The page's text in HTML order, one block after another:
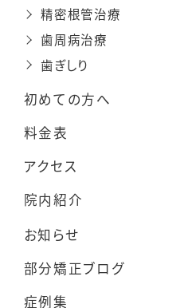
精密根管治療
歯周病治療
歯ぎしり
初めての方へ
料金表
アクセス
院内紹介
お知らせ
部分矯正ブログ
症例集